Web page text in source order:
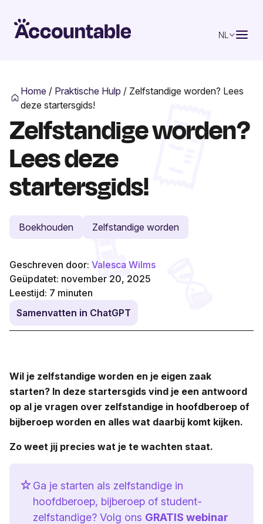
NL
Home / Praktische Hulp / Zelfstandige worden? Lees
deze startersgids!
Zelfstandige worden?
Lees deze
startersgids!
Boekhouden Zelfstandige worden
Geschreven door: Valesca Wilms
Geüpdatet: november 20, 2025
Leestijd: 7 minuten
Samenvatten in ChatGPT
Wil je zelfstandige worden en je eigen zaak
starten? In deze startersgids vind je een antwoord
op al je vragen over zelfstandige in hoofdberoep of
bijberoep worden en alles wat daarbij komt kijken.
Zo weet jij precies wat je te wachten staat.
Ga je starten als zelfstandige in
hoofdberoep, bijberoep of student-
zelfstandige? Volg ons GRATIS webinar